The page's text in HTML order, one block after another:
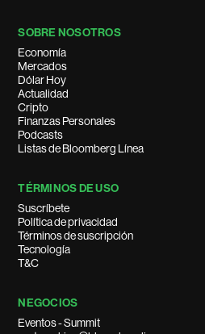
SOBRE NOSOTROS
Economía
Mercados
Dólar Hoy
Actualidad
Cripto
Finanzas Personales
Podcasts
Listas de Bloomberg Línea
TÉRMINOS DE USO
Suscríbete
Política de privacidad
Términos de suscripción
Tecnología
T&C
NEGOCIOS
Eventos - Summit